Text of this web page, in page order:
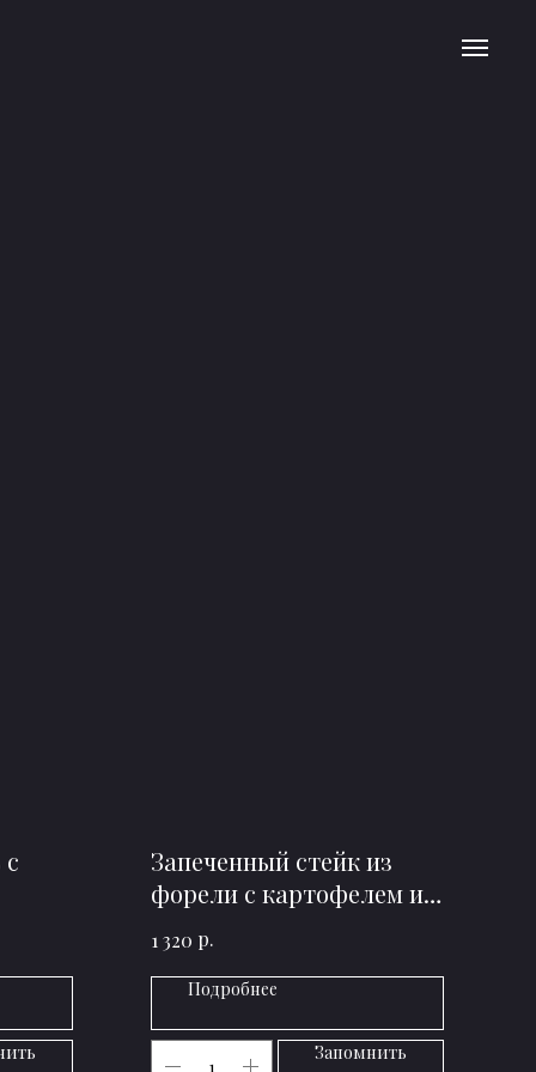
Запеченный стейк из
форели с картофелем и
1 320 р.
Подробнее
Запомнить